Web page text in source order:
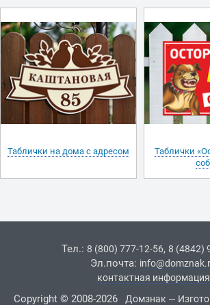
Таблички на дома с адресом
Таблички
Тел.: 8 (800) 777-12-56, 8 (4842)
Эл.почта:
контактная информация
Copyright © 2008-2026 Домзнак —